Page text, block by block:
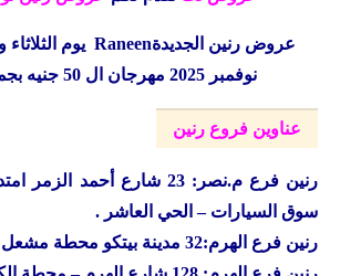
عروض رنين الجديدةRaneen
نوفمبر 2025 مهرجان ال 50 جنيه بجميع الفروع
عناوين فروع رنين
رنين
فرع م.نصر: 23 شارع أحمد
سوق السيارات – الحي العاشر .
رنين فرع الهرم:32 مدينة بيتكو محطة مشعل شارع الهرم .